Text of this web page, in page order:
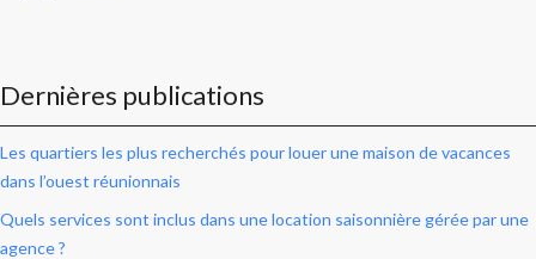
Dernières publications
Les quartiers les plus recherchés pour louer une maison de vacances
dans l’ouest réunionnais
Quels services sont inclus dans une location saisonnière gérée par une
agence ?